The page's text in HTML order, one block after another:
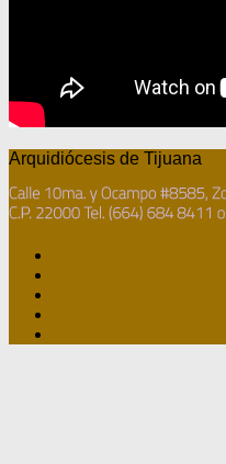
Arquidiócesis de Tijuana